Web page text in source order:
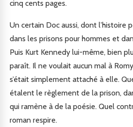
cinq cents pages.
Un certain Doc aussi, dont l’histoire
dans les prisons pour hommes et
Puis Kurt Kennedy lui-même, bien
paraît. Il ne voulait aucun mal à
s’était simplement attaché à elle.
étalent le règlement de la prison,
qui ramène à de la poésie. Quel
roman respire.